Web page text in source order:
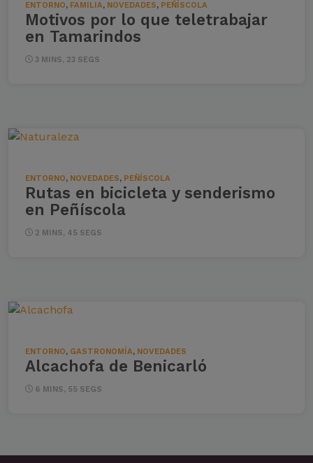
ENTORNO, FAMILIA, NOVEDADES, PEÑÍSCOLA
Motivos por lo que teletrabajar
en Tamarindos
3 MINS, 23 SEGS
ENTORNO, NOVEDADES, PEÑÍSCOLA
Rutas en bicicleta y senderismo
en Peñíscola
2 MINS, 45 SEGS
ENTORNO, GASTRONOMÍA, NOVEDADES
Alcachofa de Benicarló
6 MINS, 55 SEGS